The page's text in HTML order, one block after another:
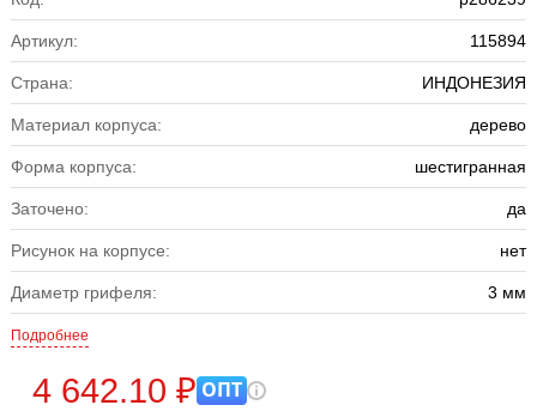
Артикул: 115894
Страна: ИНДОНЕЗИЯ
Материал корпуса: дерево
Форма корпуса: шестигранная
Заточено: да
Рисунок на корпусе: нет
Диаметр грифеля: 3 мм
Подробнее
4 642.10 ₽ ОПТ